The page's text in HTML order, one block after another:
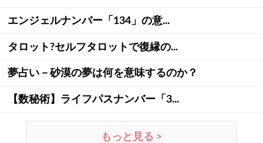
エンジェルナンバー「134」の意...
タロット?セルフタロットで復縁の...
夢占い－砂漠の夢は何を意味するのか？
【数秘術】ライフパスナンバー「3...
もっと見る >